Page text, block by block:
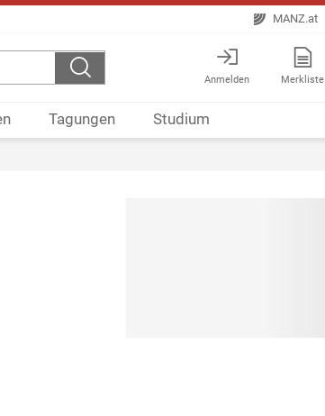
MANZ.at
Anmelden Merkliste
Tagungen Studium